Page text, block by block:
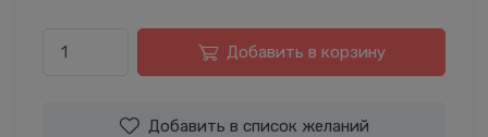
Добавить в корзину
Добавить в список желаний